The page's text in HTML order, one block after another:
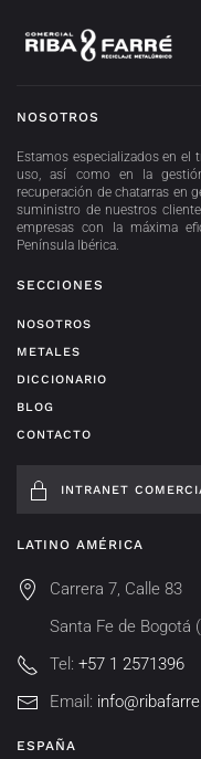
NOSOTROS
Estamos especializados en
uso, así como en la
recuperación de chatarras en
suministro de nuestros
empresas con la máxima
Península Ibérica.
SECCIONES
NOSOTROS
METALES
DICCIONARIO
BLOG
CONTACTO
INTRANET
LATINO AMÉRICA
Carrera 7, Calle 83
Santa Fe de Bogotá
Tel: +57 1 2571396
Email:
ESPAÑA